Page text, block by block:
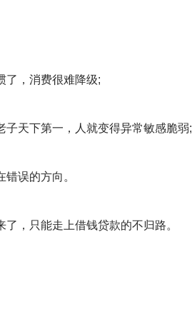
了，消费很难降级;
天下第一，人就变得异常敏感脆弱;
误的方向。
，只能走上借钱贷款的不归路。